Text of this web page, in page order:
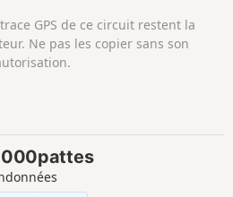
GPS de ce circuit restent la
Ne pas les copier sans son